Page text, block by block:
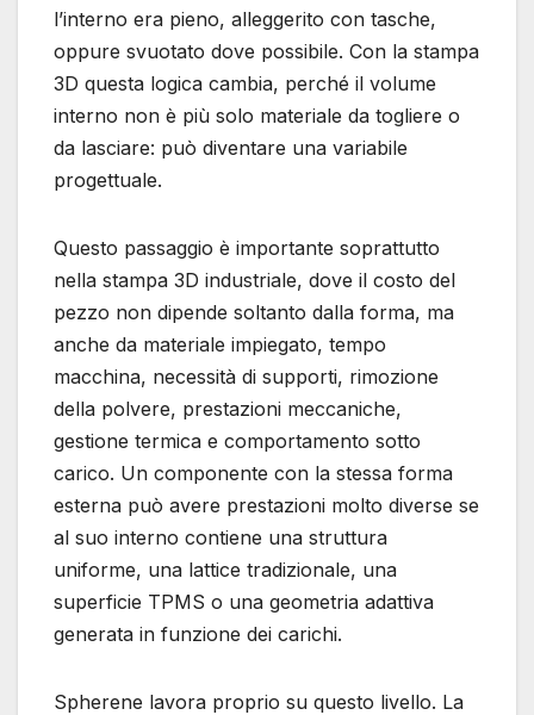
l’interno era pieno, alleggerito con tasche,
oppure svuotato dove possibile. Con la stampa
3D questa logica cambia, perché il volume
interno non è più solo materiale da togliere o
da lasciare: può diventare una variabile
progettuale.
Questo passaggio è importante soprattutto
nella stampa 3D industriale, dove il costo del
pezzo non dipende soltanto dalla forma, ma
anche da materiale impiegato, tempo
macchina, necessità di supporti, rimozione
della polvere, prestazioni meccaniche,
gestione termica e comportamento sotto
carico. Un componente con la stessa forma
esterna può avere prestazioni molto diverse se
al suo interno contiene una struttura
uniforme, una lattice tradizionale, una
superficie TPMS o una geometria adattiva
generata in funzione dei carichi.
Spherene lavora proprio su questo livello. La